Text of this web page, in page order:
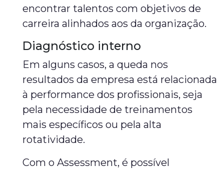
encontrar talentos com objetivos de
carreira alinhados aos da organização.
Diagnóstico interno
Em alguns casos, a queda nos
resultados da empresa está relacionada
à performance dos profissionais, seja
pela necessidade de treinamentos
mais específicos ou pela alta
rotatividade.
Com o Assessment, é possível